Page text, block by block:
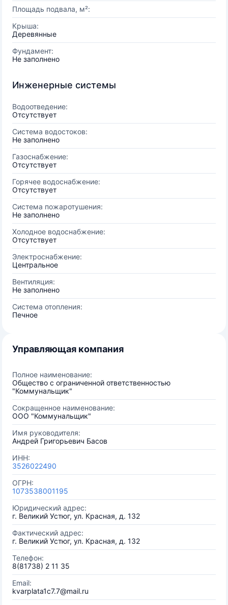
Площадь подвала, м²:
Крыша:
Деревянные
Фундамент:
Не заполнено
Инженерные системы
Водоотведение:
Отсутствует
Система водостоков:
Не заполнено
Газоснабжение:
Отсутствует
Горячее водоснабжение:
Отсутствует
Система пожаротушения:
Не заполнено
Холодное водоснабжение:
Отсутствует
Электроснабжение:
Центральное
Вентиляция:
Не заполнено
Система отопления:
Печное
Управляющая компания
Полное наименование:
Общество с ограниченной ответственностью
"Коммунальщик"
Сокращенное наименование:
ООО "Коммунальщик"
Имя руководителя:
Андрей Григорьевич Басов
ИНН:
3526022490
ОГРН:
1073538001195
Юридический адрес:
г. Великий Устюг, ул. Красная, д. 132
Фактический адрес:
г. Великий Устюг, ул. Красная, д. 132
Телефон:
8(81738) 2 11 35
Email:
kvarplata1c7.7@mail.ru